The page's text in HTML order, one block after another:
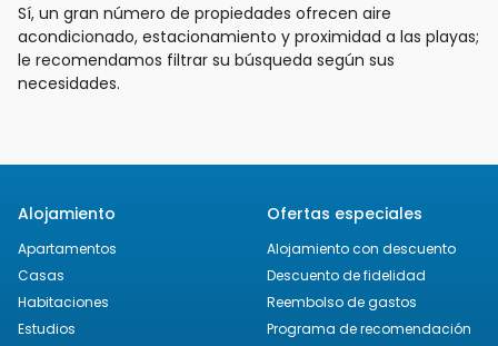
Sí, un gran número de propiedades ofrecen aire
acondicionado, estacionamiento y proximidad a las playas;
le recomendamos filtrar su búsqueda según sus
necesidades.
Alojamiento
Apartamentos
Casas
Habitaciones
Estudios
Ofertas especiales
Alojamiento con descuento
Descuento de fidelidad
Reembolso de gastos
Programa de recomendación